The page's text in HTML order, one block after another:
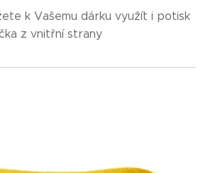
k Vašemu dárku využít i potisk
z vnitřní strany